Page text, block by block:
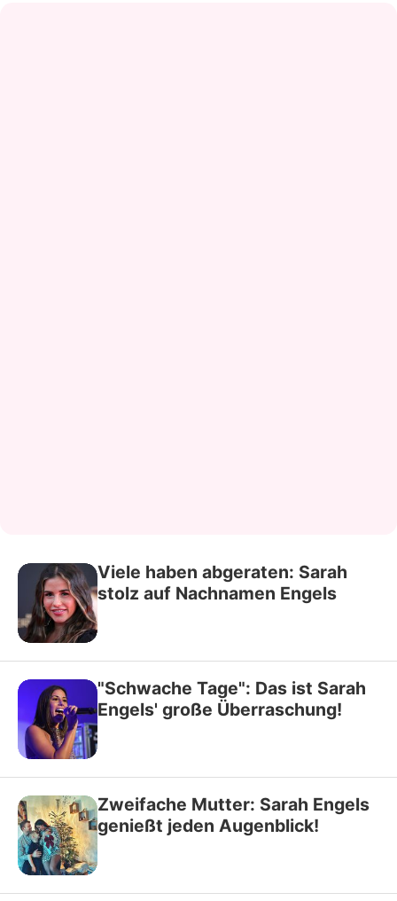
Viele haben abgeraten: Sarah
stolz auf Nachnamen Engels
"Schwache Tage": Das ist Sarah
Engels' große Überraschung!
Zweifache Mutter: Sarah Engels
genießt jeden Augenblick!